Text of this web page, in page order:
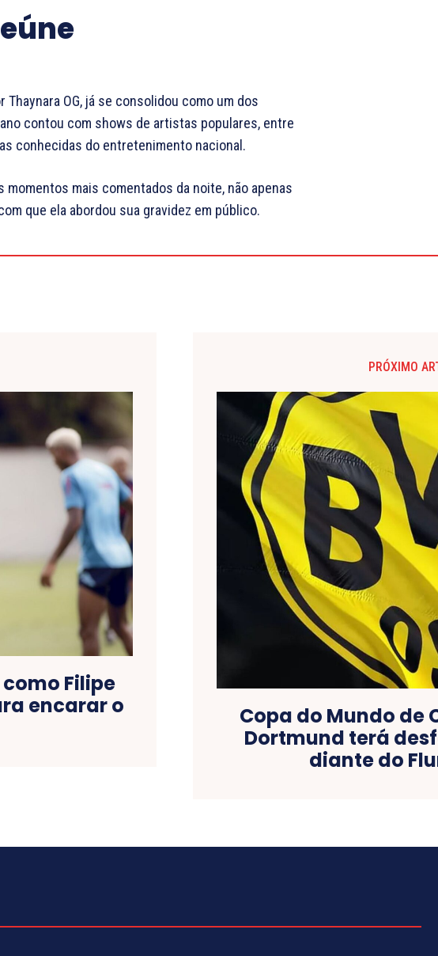
OG, já se consolidou como um dos
contou com shows de artistas populares, entre
conhecidas do entretenimento nacional.
mais comentados da noite, não apenas
que ela abordou sua gravidez em público.
Filipe
encarar o
PRÓXIMO
Copa do Mundo de
Dortmund terá
diante do